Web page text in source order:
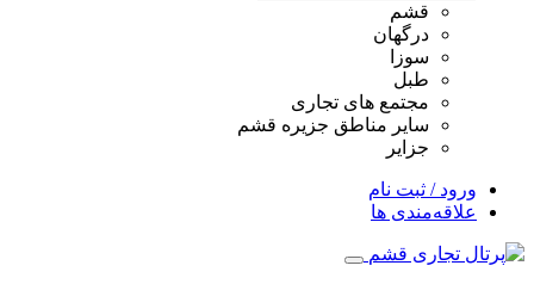
قشم
درگهان
سوزا
طبل
مجتمع های تجاری
سایر مناطق جزیره قشم
جزایر
ورود / ثبت نام
علاقه‌مندی ها